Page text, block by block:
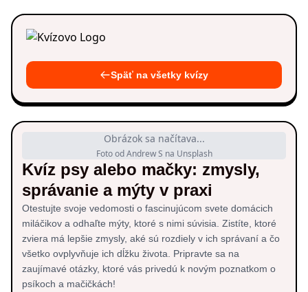
Späť na všetky kvízy
Obrázok sa načítava...
Foto od Andrew S na Unsplash
Kvíz psy alebo mačky: zmysly,
správanie a mýty v praxi
Otestujte svoje vedomosti o fascinujúcom svete domácich
miláčikov a odhaľte mýty, ktoré s nimi súvisia. Zistíte, ktoré
zviera má lepšie zmysly, aké sú rozdiely v ich správaní a čo
všetko ovplyvňuje ich dĺžku života. Pripravte sa na
zaujímavé otázky, ktoré vás privedú k novým poznatkom o
psíkoch a mačičkách!